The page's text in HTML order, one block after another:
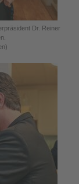
Dr. Reiner